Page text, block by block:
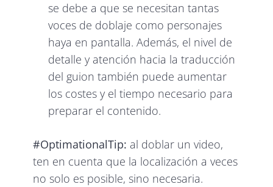
se debe a que se necesitan tantas
voces de doblaje como personajes
haya en pantalla. Además, el nivel de
detalle y atención hacia la traducción
del guion también puede aumentar
los costes y el tiempo necesario para
preparar el contenido.
#OptimationalTip: al doblar un video,
ten en cuenta que la localización a veces
no solo es posible, sino necesaria.